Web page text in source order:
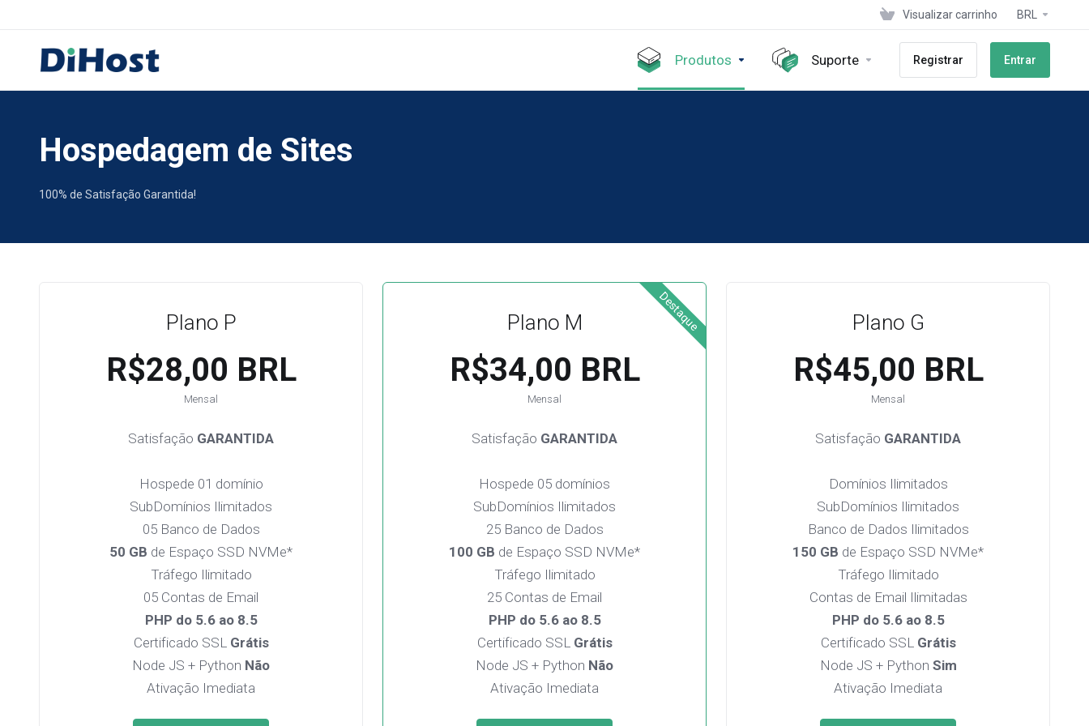
Visualizar carrinho BRL
Produtos Suporte Registrar Entrar
Hospedagem de Sites
100% de Satisfação Garantida!
Plano P
R$28,00 BRL
Mensal
Satisfação GARANTIDA
Hospede 01 domínio
SubDomínios Ilimitados
05 Banco de Dados
50 GB de Espaço SSD NVMe*
Tráfego Ilimitado
05 Contas de Email
PHP do 5.6 ao 8.5
Certificado SSL Grátis
Node JS + Python Não
Ativação Imediata
Destaque
Plano M
R$34,00 BRL
Mensal
Satisfação GARANTIDA
Hospede 05 domínios
SubDomínios Ilimitados
25 Banco de Dados
100 GB de Espaço SSD NVMe*
Tráfego Ilimitado
25 Contas de Email
PHP do 5.6 ao 8.5
Certificado SSL Grátis
Node JS + Python Não
Ativação Imediata
Plano G
R$45,00 BRL
Mensal
Satisfação GARANTIDA
Domínios Ilimitados
SubDomínios Ilimitados
Banco de Dados Ilimitados
150 GB de Espaço SSD NVMe*
Tráfego Ilimitado
Contas de Email Ilimitadas
PHP do 5.6 ao 8.5
Certificado SSL Grátis
Node JS + Python Sim
Ativação Imediata